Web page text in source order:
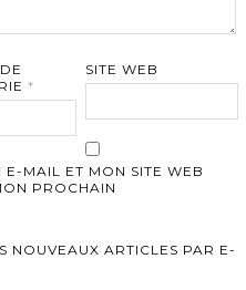
*
SITE WEB
MAIL ET MON SITE WEB
PROCHAIN
NOUVEAUX ARTICLES PAR E-